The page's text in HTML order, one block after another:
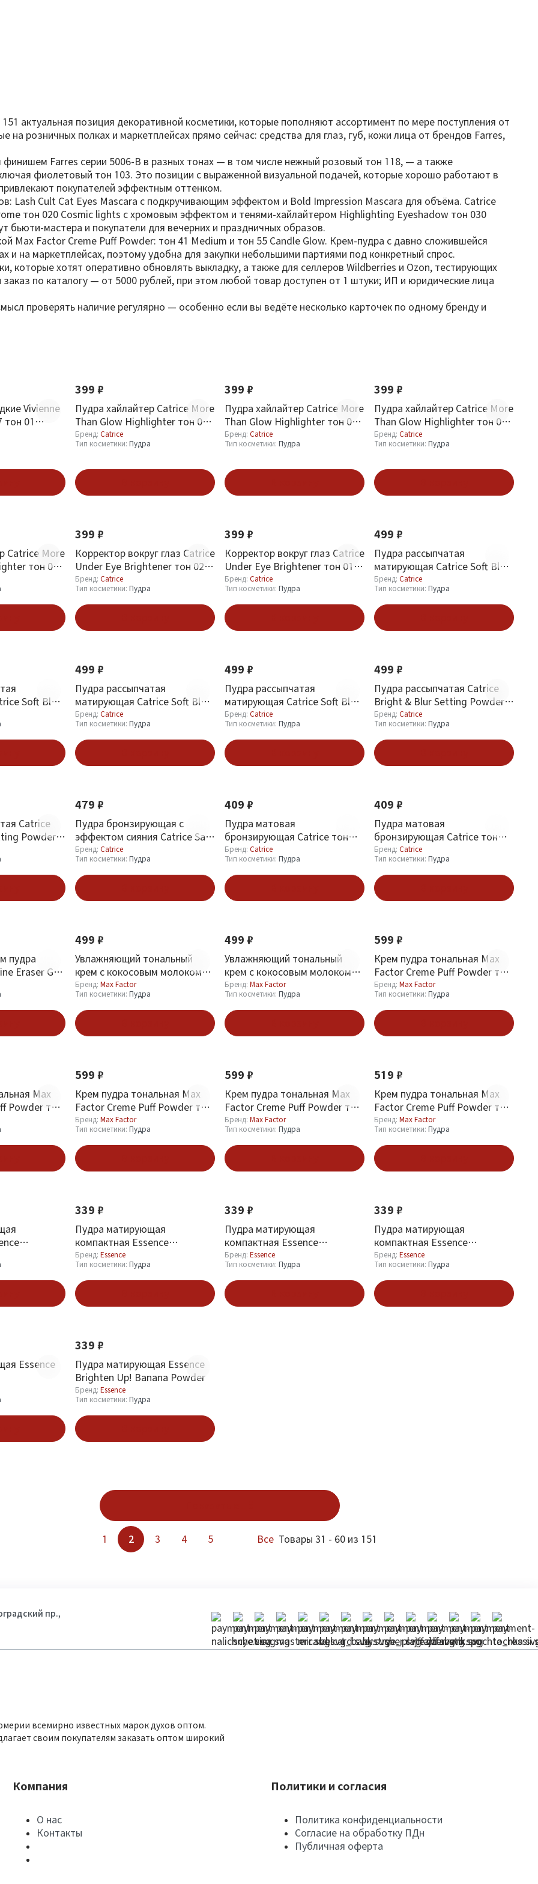
актуальная позиция декоративной косметики, которые пополняют ассортимент по мере поступления от
розничных полках и маркетплейсах прямо сейчас: средства для глаз, губ, кожи лица от брендов Farres,
Farres серии 5006-B в разных тонах — в том числе нежный розовый тон 118, — а также
фиолетовый тон 103. Это позиции с выраженной визуальной подачей, которые хорошо работают в
покупателей эффектным оттенком.
Lash Cult Cat Eyes Mascara с подкручивающим эффектом и Bold Impression Mascara для объёма. Catrice
тон 020 Cosmic lights с хромовым эффектом и тенями-хайлайтером Highlighting Eyeshadow тон 030
бьюти-мастера и покупатели для вечерних и праздничных образов.
Max Factor Creme Puff Powder: тон 41 Medium и тон 55 Candle Glow. Крем-пудра с давно сложившейся
и на маркетплейсах, поэтому удобна для закупки небольшими партиями под конкретный спрос.
которые хотят оперативно обновлять выкладку, а также для селлеров Wildberries и Ozon, тестирующих
по каталогу — от 5000 рублей, при этом любой товар доступен от 1 штуки; ИП и юридические лица
проверять наличие регулярно — особенно если вы ведёте несколько карточек по одному бренду и
Vivienne
тон 01
399 ₽
Пудра хайлайтер Catrice More
Than Glow Highlighter тон 040
Absolute Blushin` Bright
Бренд: Catrice
Тип косметики: Пудра
399 ₽
Пудра хайлайтер Catrice More
Than Glow Highlighter тон 030
Beyond Golden Glow
Бренд: Catrice
Тип косметики: Пудра
399 ₽
Пудра хайлайтер Catrice More
Than Glow Highlighter тон 020
Supreme Rose Beam
Бренд: Catrice
Тип косметики: Пудра
Catrice More
тон 010
Glaze
399 ₽
Корректор вокруг глаз Catrice
Under Eye Brightener тон 020
Warm Nude
Бренд: Catrice
Тип косметики: Пудра
399 ₽
Корректор вокруг глаз Catrice
Under Eye Brightener тон 010
Light Rose
Бренд: Catrice
Тип косметики: Пудра
499 ₽
Пудра рассыпчатая
матирующая Catrice Soft Blur
Matte Setting Powder тон 040
Tan
Бренд: Catrice
Тип косметики: Пудра
Soft Blur
тон 030
499 ₽
Пудра рассыпчатая
матирующая Catrice Soft Blur
Matte Setting Powder тон 020
Light
Бренд: Catrice
Тип косметики: Пудра
499 ₽
Пудра рассыпчатая
матирующая Catrice Soft Blur
Matte Setting Powder тон 001
Translucent
Бренд: Catrice
Тип косметики: Пудра
499 ₽
Пудра рассыпчатая Catrice
Bright & Blur Setting Powder
тон 030 Soft Peach
Бренд: Catrice
Тип косметики: Пудра
Catrice
Powder
479 ₽
Пудра бронзирующая с
эффектом сияния Catrice San
Lover Bronzing тон 010 Sun
Kissed Bronze
Бренд: Catrice
Тип косметики: Пудра
409 ₽
Пудра матовая
бронзирующая Catrice тон
035 Universal Bronze
Бренд: Catrice
Тип косметики: Пудра
409 ₽
Пудра матовая
бронзирующая Catrice тон
030 Medium Bronze
Бренд: Catrice
Тип косметики: Пудра
пудра
Eraser Gel
Ready
499 ₽
Увлажняющий тональный
крем с кокосовым молоком
Max Factor Miracle Second
Skin №004 Light Medium
Бренд: Max Factor
Тип косметики: Пудра
499 ₽
Увлажняющий тональный
крем с кокосовым молоком
Max Factor Miracle Second
Skin №001 Fair
Бренд: Max Factor
Тип косметики: Пудра
599 ₽
Крем пудра тональная Max
Factor Creme Puff Powder тон
81 Truly Fair
Бренд: Max Factor
Тип косметики: Пудра
Max
Powder тон
599 ₽
Крем пудра тональная Max
Factor Creme Puff Powder тон
55 Candle Glow
Бренд: Max Factor
Тип косметики: Пудра
599 ₽
Крем пудра тональная Max
Factor Creme Puff Powder тон
41 Medium
Бренд: Max Factor
Тип косметики: Пудра
519 ₽
Крем пудра тональная Max
Factor Creme Puff Powder тон
13 Noveau Beige
Бренд: Max Factor
Тип косметики: Пудра
Powder
339 ₽
Пудра матирующая
компактная Essence
Mattifying Compact Powder
тон 10 Light Beige
Бренд: Essence
Тип косметики: Пудра
339 ₽
Пудра матирующая
компактная Essence
Mattifying Compact Powder
тон 04 Perfect Beige
Бренд: Essence
Тип косметики: Пудра
339 ₽
Пудра матирующая
компактная Essence
Mattifying Compact Powder
тон 02 Soft Beige
Бренд: Essence
Тип косметики: Пудра
Essence
339 ₽
Пудра матирующая Essence
Brighten Up! Banana Powder
Бренд: Essence
Тип косметики: Пудра
1 2 3 4 5 Все Товары 31 - 60 из 151
пр.,
всемирно известных марок духов оптом.
своим покупателям заказать оптом широкий
Компания
О нас
Контакты
Политики и согласия
Политика конфиденциальности
Согласие на обработку ПДн
Публичная оферта